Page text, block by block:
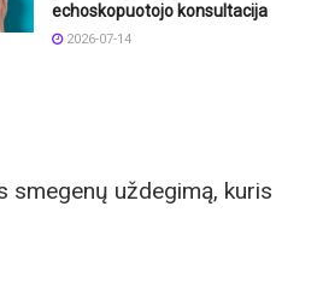
echoskopuotojo konsultacija
2026-07-14
smegenų uždegimą, kuris